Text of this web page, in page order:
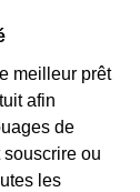
meilleur prêt
afin
de
souscrire ou
les